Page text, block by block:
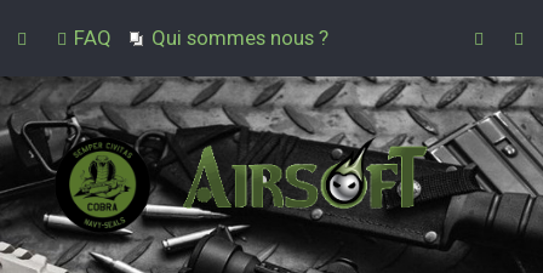
FAQ Qui sommes nous ?